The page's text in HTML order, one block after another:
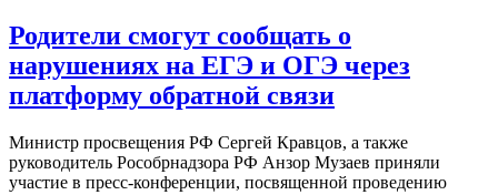
Родители смогут сообщать о
нарушениях на ЕГЭ и ОГЭ через
платформу обратной связи
Министр просвещения РФ Сергей Кравцов, а также
руководитель Рособрнадзора РФ Анзор Музаев приняли
участие в пресс-конференции, посвященной проведению